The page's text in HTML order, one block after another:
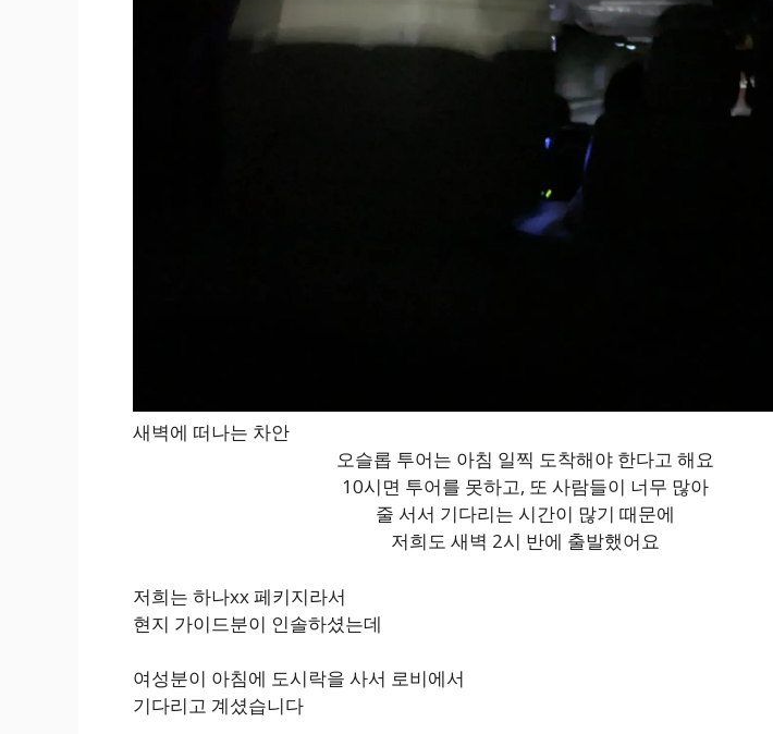
새벽에 떠나는 차안
오슬롭 투어는 아침 일찍 도착해야 한다고 해요
10시면 투어를 못하고, 또 사람들이 너무 많아
줄 서서 기다리는 시간이 많기 때문에
저희도 새벽 2시 반에 출발했어요
저희는 하나xx 페키지라서
현지 가이드분이 인솔하셨는데
여성분이 아침에 도시락을 사서 로비에서
기다리고 계셨습니다